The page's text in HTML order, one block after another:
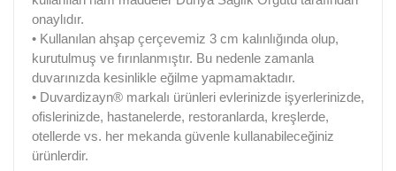
onaylıdır.
• Kullanılan ahşap çerçevemiz 3 cm kalınlığında olup,
kurutulmuş ve fırınlanmıştır. Bu nedenle zamanla
duvarınızda kesinlikle eğilme yapmamaktadır.
• Duvardizayn® markalı ürünleri evlerinizde işyerlerinizde,
ofislerinizde, hastanelerde, restoranlarda, kreşlerde,
otellerde vs. her mekanda güvenle kullanabileceğiniz
ürünlerdir.